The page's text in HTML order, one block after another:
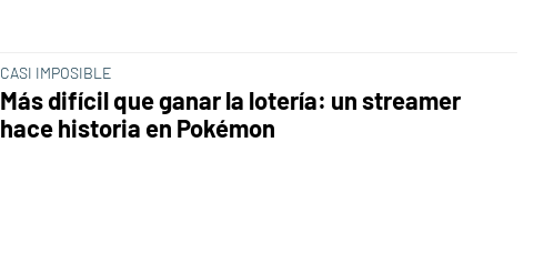
CASI IMPOSIBLE
Más difícil que ganar la lotería: un streamer
hace historia en Pokémon